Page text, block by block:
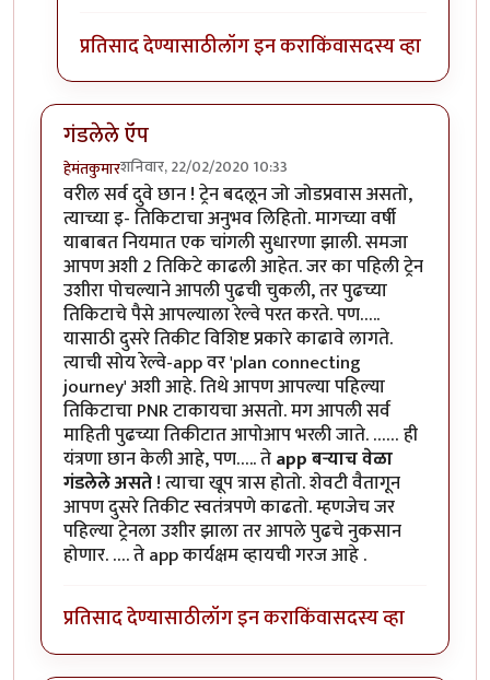
प्रतिसाद देण्यासाठीलॉग इन कराकिंवासदस्य व्हा
गंडलेले ऍप
हेमंतकुमारशनिवार, 22/02/2020 10:33
वरील सर्व दुवे छान ! ट्रेन बदलून जो जोडप्रवास असतो,
त्याच्या इ- तिकिटाचा अनुभव लिहितो. मागच्या वर्षी
याबाबत नियमात एक चांगली सुधारणा झाली. समजा
आपण अशी 2 तिकिटे काढली आहेत. जर का पहिली ट्रेन
उशीरा पोचल्याने आपली पुढची चुकली, तर पुढच्या
तिकिटाचे पैसे आपल्याला रेल्वे परत करते. पण…..
यासाठी दुसरे तिकीट विशिष्ट प्रकारे काढावे लागते.
त्याची सोय रेल्वे-app वर 'plan connecting
journey' अशी आहे. तिथे आपण आपल्या पहिल्या
तिकिटाचा PNR टाकायचा असतो. मग आपली सर्व
माहिती पुढच्या तिकीटात आपोआप भरली जाते. …… ही
यंत्रणा छान केली आहे, पण….. तेapp बऱ्याच वेळा
गंडलेले असते! त्याचा खूप त्रास होतो. शेवटी वैतागून
आपण दुसरे तिकीट स्वतंत्रपणे काढतो. म्हणजेच जर
पहिल्या ट्रेनला उशीर झाला तर आपले पुढचे नुकसान
होणार. …. ते app कार्यक्षम व्हायची गरज आहे .
प्रतिसाद देण्यासाठीलॉग इन कराकिंवासदस्य व्हा